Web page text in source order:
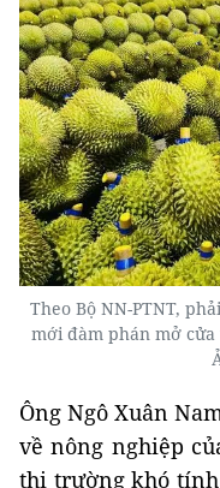
Theo Bộ NN-PTNT,
mới đàm phán mở
Ông Ngô Xuân
về nông nghiệp
thị trường khó